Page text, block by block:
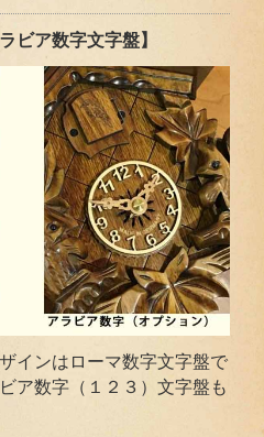
ビア数字文字盤】
インはローマ数字文字盤で
ア数字（１２３）文字盤も